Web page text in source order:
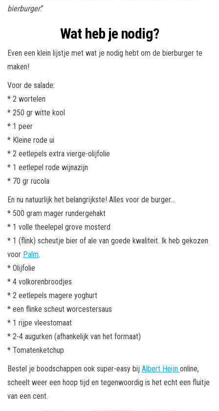
bierburger.”
Wat heb je nodig?
Even een klein lijstje met wat je nodig hebt om de bierburger te
maken!
Voor de salade:
* 2 wortelen
* 250 gr witte kool
* 1 peer
* Kleine rode ui
* 2 eetlepels extra vierge-olijfolie
* 1 eetlepel rode wijnazijn
* 70 gr rucola
En nu natuurlijk het belangrijkste! Alles voor de burger…
* 500 gram mager rundergehakt
* 1 volle theelepel grove mosterd
* 1 (flink) scheutje bier of ale van goede kwaliteit. Ik heb gekozen
voor Palm.
* Olijfolie
* 4 volkorenbroodjes
* 2 eetlepels magere yoghurt
* een flinke scheut worcestersaus
* 1 rijpe vleestomaat
* 2-4 augurken (afhankelijk van het formaat)
* Tomatenketchup
Bestel je boodschappen ook super-easy bij Albert Heijn online,
scheelt weer een hoop tijd en tegenwoordig is het echt een fluitje
van een cent.